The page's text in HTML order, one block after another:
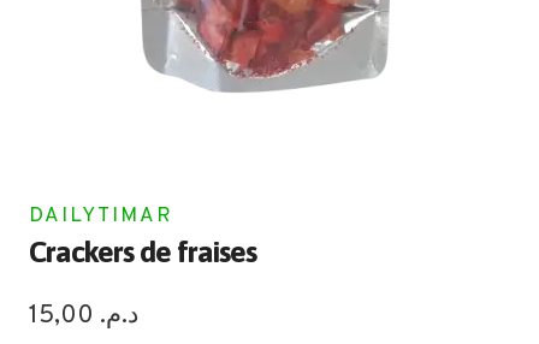
DAILYTIMAR
Crackers de fraises
د.م.